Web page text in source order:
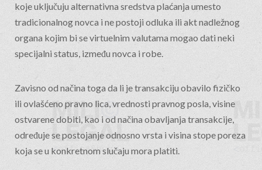
koje uključuju alternativna sredstva plaćanja umesto
tradicionalnog novca i ne postoji odluka ili akt nadležnog
organa kojim bi se virtuelnim valutama mogao dati neki
specijalni status, između novca i robe.
Zavisno od načina toga da li je transakciju obavilo fizičko
ili ovlašćeno pravno lica, vrednosti pravnog posla, visine
ostvarene dobiti, kao i od načina obavljanja transakcije,
određuje se postojanje odnosno vrsta i visina stope poreza
koja se u konkretnom slučaju mora platiti.